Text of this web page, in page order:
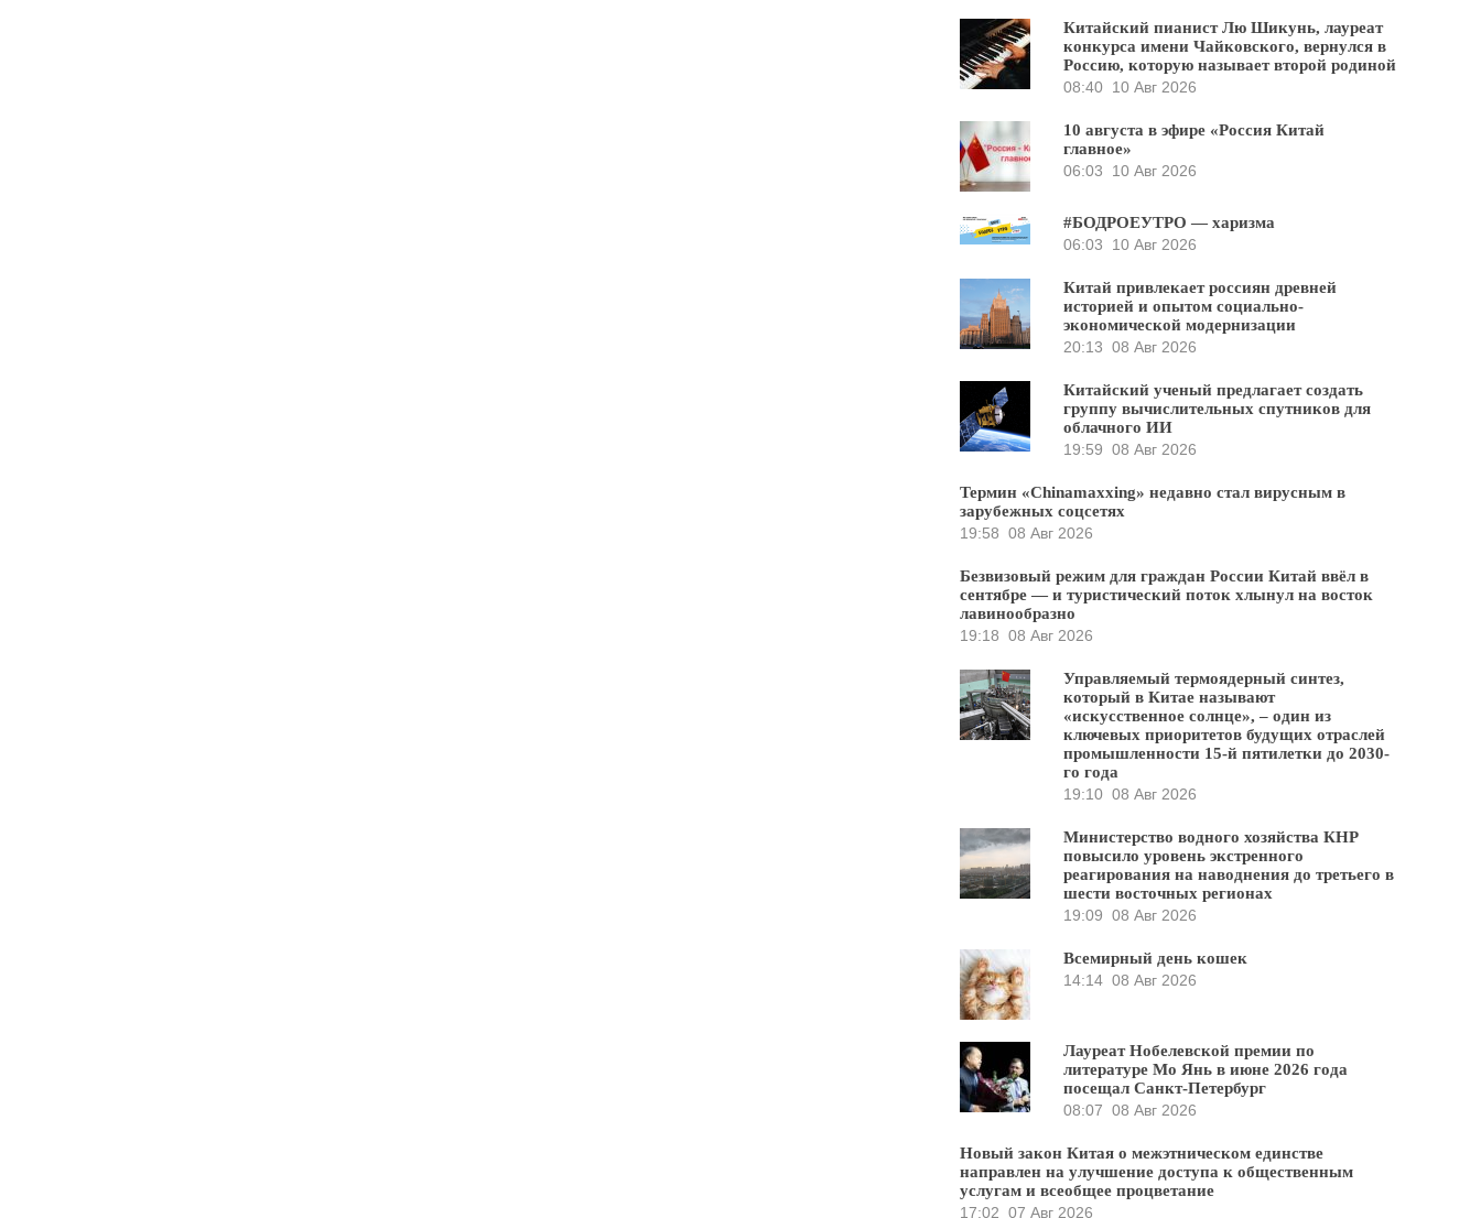
Китайский пианист Лю Шикунь, лауреат
конкурса имени Чайковского, вернулся в
Россию, которую называет второй родиной
08:40 10 Авг 2026
10 августа в эфире «Россия Китай
главное»
06:03
10 Авг 2026
#БОДРОЕУТРО — харизма
06:03
10 Авг 2026
Китай привлекает россиян древней
историей и опытом социально-
экономической модернизации
20:13 08 Авг 2026
Китайский ученый предлагает создать
группу вычислительных спутников для
облачного ИИ
19:59 08 Авг 2026
Термин «Chinamaxxing» недавно стал вирусным в
зарубежных соцсетях
19:58 08 Авг 2026
Безвизовый режим для граждан России Китай ввёл в
сентябре — и туристический поток хлынул на восток
лавинообразно
19:18 08 Авг 2026
Управляемый термоядерный синтез,
который в Китае называют
«искусственное солнце», – один из
ключевых приоритетов будущих отраслей
промышленности 15-й пятилетки до 2030-
го года
19:10 08 Авг 2026
Министерство водного хозяйства КНР
повысило уровень экстренного
реагирования на наводнения до третьего в
шести восточных регионах
19:09 08 Авг 2026
Всемирный день кошек
14:14 08 Авг 2026
Лауреат Нобелевской премии по
литературе Мо Янь в июне 2026 года
посещал Санкт-Петербург
08:07 08 Авг 2026
Новый закон Китая о межэтническом единстве
направлен на улучшение доступа к общественным
услугам и всеобщее процветание
17:02 07 Авг 2026